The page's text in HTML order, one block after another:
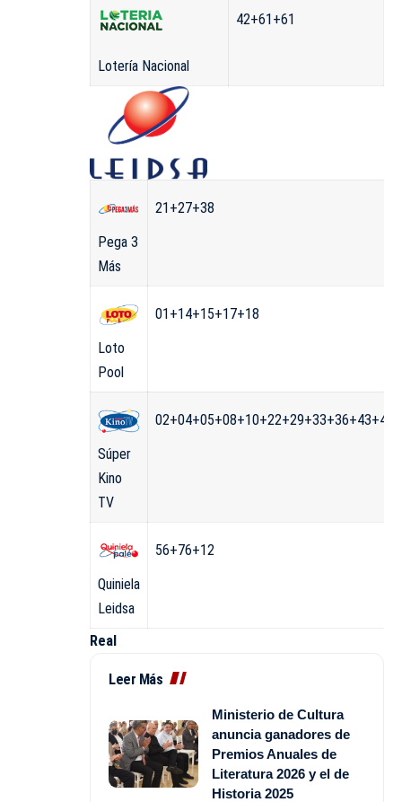
Lotería Nacional
42+61+61
Pega 3
Más
21+27+38
Loto
Pool
01+14+15+17+18
Súper
Kino
TV
Quiniela
Leidsa
56+76+12
Real
Leer Más
Ministerio de Cultura
anuncia ganadores de
Premios Anuales de
Literatura 2026 y el de
Historia 2025